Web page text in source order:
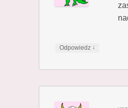
Odpowiedz ↓